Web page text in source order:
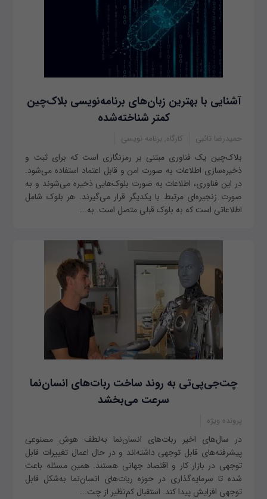
آشنایی با بهترین زبان‌های برنامه‌نویسی بلاک‌چین
کمتر شناخته‌شده
حمیدرضا تائبی کارگاه, برنامه نویسی
بلاک‌چین یک فناوری مبتنی بر رمزنگاری است که برای ثبت و
ذخیره‌سازی اطلاعات به صورت امن و قابل اعتماد استفاده می‌شود.
در این فناوری، اطلاعات به صورت بلوک‌هایی ذخیره می‌شوند و به
صورت زنجیره‌ای مرتبط با یکدیگر قرار می‌گیرند. هر بلوک شامل
اطلاعاتی است که به بلوک قبلی متصل است. به...
چت‌جی‌پی‌تی به روند ساخت ربات‌های انسان‌نما
سرعت می‌بخشد
پرونده ویژه
در سال‌های اخیر ربات‌های انسان‌نما به‌‌لطف هوش مصنوعی
پیشرفته‌های قابل توجهی داشته‌اند و در حال اعمال تغییرات قابل
‌توجهی در بازار کار و اقتصاد جهانی هستند. همین مسئله باعث
شده تا سرمایه‌گذاری در حوزه‌ ربات‌های انسان‌نما به‌شکل قابل
توجهی افزایش پیدا کند. استقبال کم‌نظیر از چت‌...